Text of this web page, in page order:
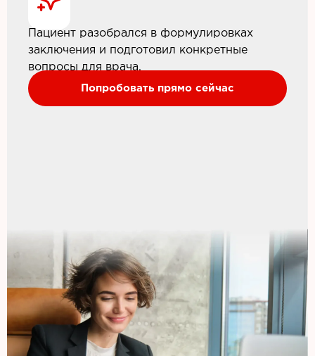
Пациент разобрался в формулировках
заключения и подготовил конкретные
вопросы для врача.
Попробовать прямо сейчас